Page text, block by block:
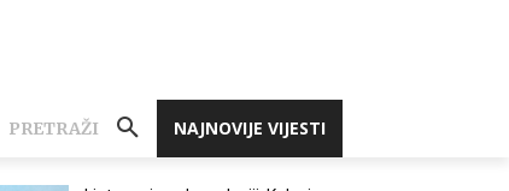
NAJNOVIJE VIJESTI
PRETRAŽI